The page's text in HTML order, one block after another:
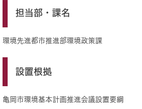
担当部・課名
環境先進都市推進部環境政策課
設置根拠
亀岡市環境基本計画推進会議設置要綱